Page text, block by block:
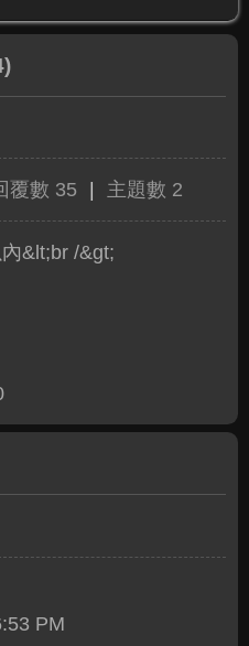
覆數 35 主題數 2
&lt;br /&gt;
PM